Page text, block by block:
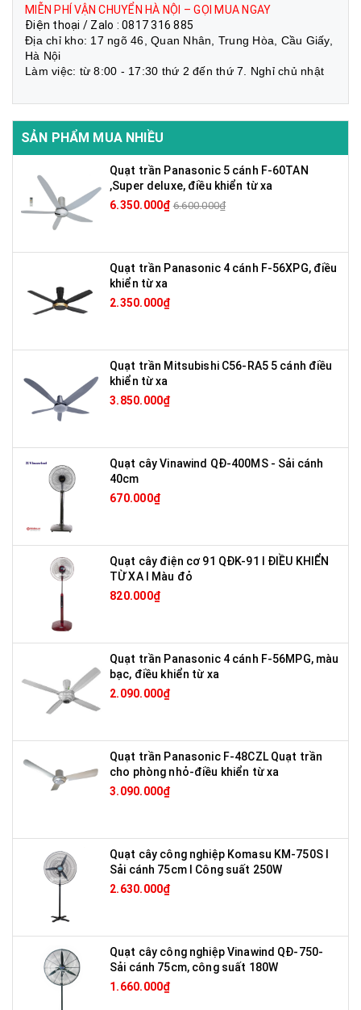
MIỄN PHÍ VẬN CHUYỂN HÀ NỘI – GỌI MUA NGAY
Điện thoại / Zalo : 0817 316 885
Địa chỉ kho: 17 ngõ 46, Quan Nhân, Trung Hòa, Cầu Giấy,
Hà Nội
Làm việc: từ 8:00 - 17:30 thứ 2 đến thứ 7. Nghỉ chủ nhật
SẢN PHẨM MUA NHIỀU
Quạt trần Panasonic 5 cánh F-60TAN
,Super deluxe, điều khiển từ xa
6.350.000₫ 6.600.000₫
Quạt trần Panasonic 4 cánh F-56XPG, điều
khiển từ xa
2.350.000₫
Quạt trần Mitsubishi C56-RA5 5 cánh điều
khiển từ xa
3.850.000₫
Quạt cây Vinawind QĐ-400MS - Sải cánh
40cm
670.000₫
Quạt cây điện cơ 91 QĐK-91 I ĐIỀU KHIỂN
TỪ XA I Màu đỏ
820.000₫
Quạt trần Panasonic 4 cánh F-56MPG, màu
bạc, điều khiển từ xa
2.090.000₫
Quạt trần Panasonic F-48CZL Quạt trần
cho phòng nhỏ-điều khiển từ xa
3.090.000₫
Quạt cây công nghiệp Komasu KM-750S I
Sải cánh 75cm I Công suất 250W
2.630.000₫
Quạt cây công nghiệp Vinawind QĐ-750-
Sải cánh 75cm, công suất 180W
1.660.000₫